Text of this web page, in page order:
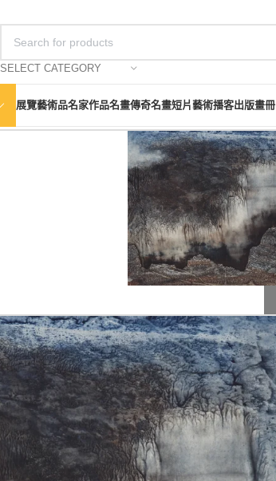
SELECT CATEGORY
展覽藝術品名家作品名畫傳奇名畫短片藝術播客出版畫冊